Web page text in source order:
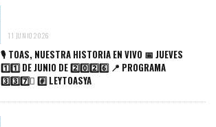
11 JUNIO 2026
🎙️ TOAS, NUESTRA HISTORIA EN VIVO 📅 JUEVES
1️⃣1️⃣ DE JUNIO DE 2️⃣0️⃣2️⃣6️⃣ 📍 PROGRAMA
3️⃣3️⃣7️⃣️⃣ #️⃣ LEYTOASYA